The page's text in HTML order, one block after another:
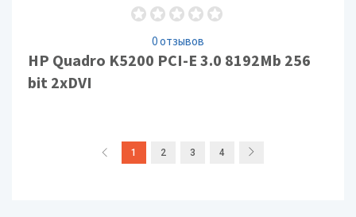
0 отзывов
HP Quadro K5200 PCI-E 3.0 8192Mb 256
bit 2xDVI
1 2 3 4